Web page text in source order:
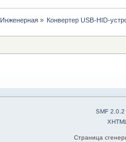
Инженерная» Конвертер USB-HID-
SMF 2.0.2
Страница